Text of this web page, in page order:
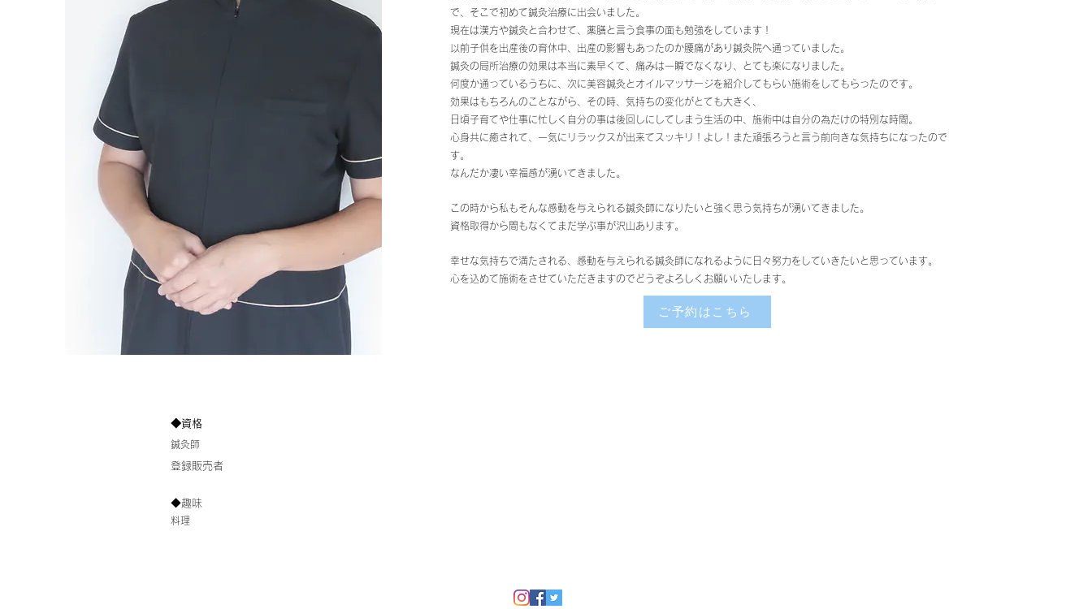
で、そこで初めて鍼灸治療に出会いました。
現在は漢方や鍼灸と合わせて、薬膳と言う食事の面も勉強をしています！
以前子供を出産後の育休中、出産の影響もあったのか腰痛があり鍼灸院へ通っていました。
鍼灸の局所治療の効果は本当に素早くて、痛みは一瞬でなくなり、とても楽になりました。
何度か通っているうちに、次に美容鍼灸とオイルマッサージを紹介してもらい施術をしてもらったのです。
効果はもちろんのことながら、その時、気持ちの変化がとても大きく、
日頃子育てや仕事に忙しく自分の事は後回しにしてしまう生活の中、施術中は自分の為だけの特別な時間。
心身共に癒されて、一気にリラックスが出来てスッキリ！よし！また頑張ろうと言う前向きな気持ちになったので
す。
なんだか凄い幸福感が湧いてきました。
この時から私もそんな感動を与えられる鍼灸師になりたいと強く思う気持ちが湧いてきました。
資格取得から間もなくてまだ学ぶ事が沢山あります。
幸せな気持ちで満たされる、感動を与えられる鍼灸師になれるように日々努力をしていきたいと思っています。
心を込めて施術をさせていただきますのでどうぞよろしくお願いいたします。
ご予約はこちら
​◆資格
​鍼灸師
登録販売者
◆趣味
​料理